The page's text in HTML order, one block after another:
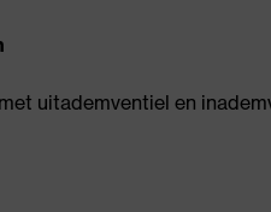
uitademventiel en